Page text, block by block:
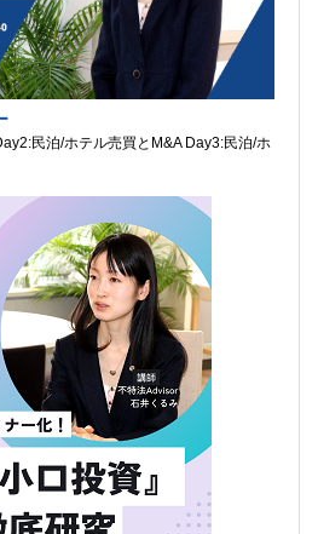
民泊/ホテル売買とM&A Day3:民泊/ホ